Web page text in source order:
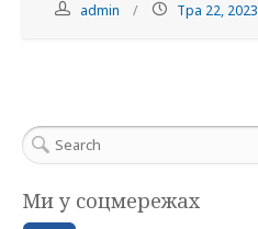
admin Тра 22, 2023
Ми у соцмережах